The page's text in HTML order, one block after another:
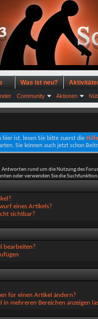
Community Aktionen
Was ist neu?
hier ist, lesen Sie bitte zuerst die
Sie können auch jetzt schon
Antworten rund um die Nutzung des
oder verwenden Sie die
eines Artikels?
sichtbar?
bearbeiten?
für einen Artikel ändern?
mehreren Bereichen anzeigen